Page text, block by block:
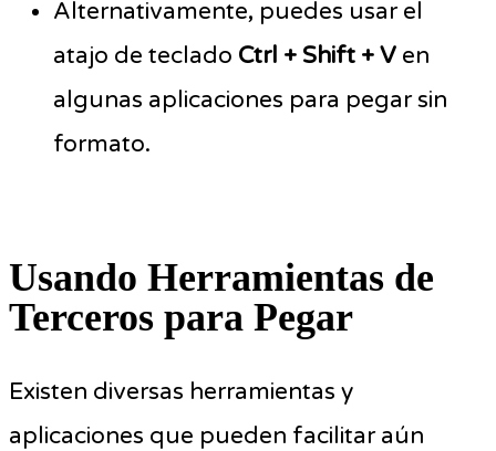
Alternativamente, puedes usar el
atajo de teclado Ctrl + Shift + V en
algunas aplicaciones para pegar sin
formato.
Usando Herramientas de
Terceros para Pegar
Existen diversas herramientas y
aplicaciones que pueden facilitar aún